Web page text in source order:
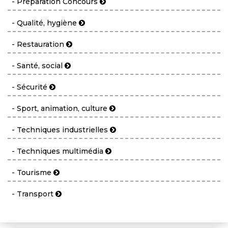
- Qualité, hygiène
- Restauration
- Santé, social
- Sécurité
- Sport, animation, culture
- Techniques industrielles
- Techniques multimédia
- Tourisme
- Transport